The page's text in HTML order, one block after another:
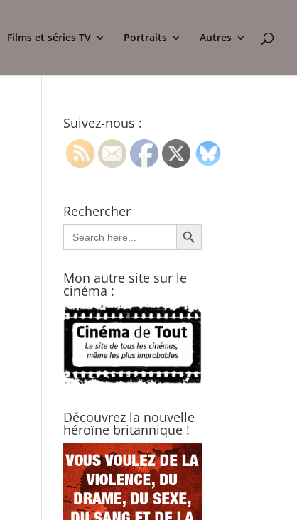
Films et séries TV Portraits Autres
Suivez-nous :
Rechercher
Search
for:
Search Button
Mon autre site sur le
cinéma :
Découvrez la nouvelle
héroïne britannique !